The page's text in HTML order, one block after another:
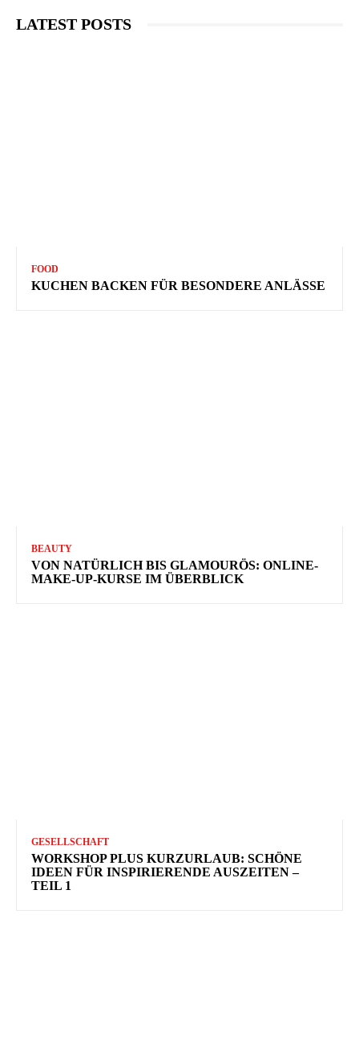
LATEST POSTS
FOOD
KUCHEN BACKEN FÜR BESONDERE ANLÄSSE
BEAUTY
VON NATÜRLICH BIS GLAMOURÖS: ONLINE-
MAKE-UP-KURSE IM ÜBERBLICK
GESELLSCHAFT
WORKSHOP PLUS KURZURLAUB: SCHÖNE
IDEEN FÜR INSPIRIERENDE AUSZEITEN –
TEIL 1